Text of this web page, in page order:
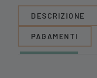
DESCRIZIONE
PAGAMENTI